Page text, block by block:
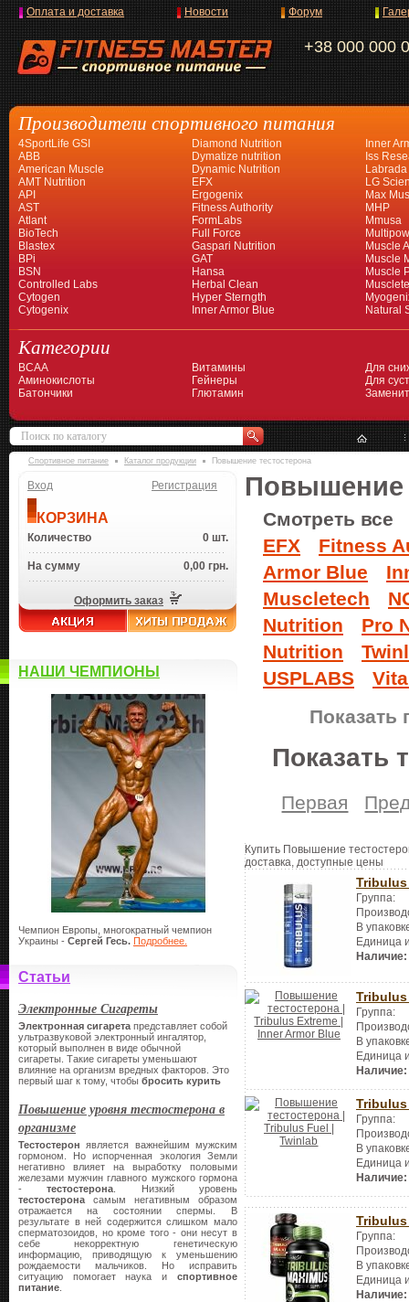
+38 000 000
Оплата и доставка Новости Форум
Производители спортивного питания
4SportLife GSI
ABB
American Muscle
AMT Nutrition
API
AST
Atlant
BioTech
Blastex
BPi
BSN
Controlled Labs
Cytogen
Cytogenix
Diamond Nutrition
Dymatize nutrition
Dynamic Nutrition
EFX
Ergogenix
Fitness Authority
FormLabs
Full Force
Gaspari Nutrition
GAT
Hansa
Herbal Clean
Hyper Sterngth
Inner Armor Blue
Inner
Iss
Labrada
LG
Max
MHP
Mmusa
Muscle
Muscle
Muscle
Natural
Категории
BCAA
Аминокислоты
Батончики
Витамины
Гейнеры
Глютамин
Для
Для
Спортивное питание Каталог продукции Повышение тестостерона
Вход Регистрация
КОРЗИНА
Количество 0 шт.
На сумму 0,00 грн.
Оформить заказ
НАШИ ЧЕМПИОНЫ
Чемпион Европы, многократный чемпион
Украины - Сергей Гесь. Подробнее.
Статьи
Электронные Сигареты
Электронная сигарета представляет собой
ультразвуковой электронный ингалятор,
который выполнен в виде обычной
сигареты. Такие сигареты уменьшают
влияние на организм вредных факторов. Это
первый шаг к тому, чтобы бросить курить
Повышение уровня тестостерона в
организме
Тестостерон является важнейшим мужским
гормоном. Но испорченная экология Земли
негативно влияет на выработку половыми
железами мужчин главного мужского гормона
-тестостерона . Низкий уровень
тестостерона самым негативным образом
отражается на состоянии спермы. В
результате в ней содержится слишком мало
сперматозоидов, но кроме того - они несут в
себе некорректную генетическую
информацию, приводящую к уменьшению
рождаемости мальчиков. Но исправить
ситуацию помогает наука и спортивное
питание
Повышение
Смотреть все
EFX
Fitness
Armor Blue
Muscletech
Nutrition
Pro
Nutrition
USPLABS
Показать
Показать
Первая
Купить Повышение
доставка, доступные цены
Группа:
В
Единица
Наличие:
Tribulus
Группа:
В
Единица
Наличие:
Группа:
В
Единица
Наличие:
Группа:
В
Единица
Наличие: